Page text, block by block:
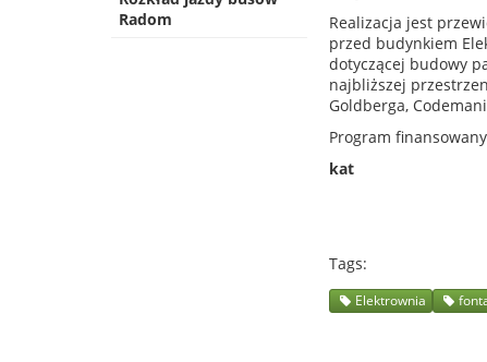
Radom
Realizacja jest
przed budynkiem
dotyczącej budowy
najbliższej
Goldberga,
Program
kat
Tags
Elektrownia